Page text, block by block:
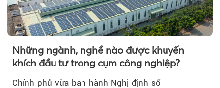
Những ngành, nghề nào được khuyến
khích đầu tư trong cụm công nghiệp?
Chính phủ vừa ban hành Nghị định số